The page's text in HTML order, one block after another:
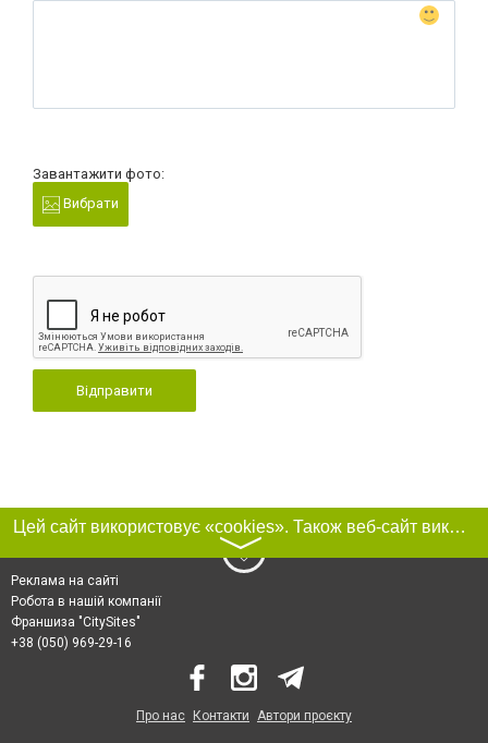
Завантажити фото:
Вибрати
Відправити
Цей сайт використовує «cookies». Також веб-сайт використовує інтернет-сервіс для збору технічних даних стосовно відвідувачів з метою отримання маркетингової та статистичної інформації. Умови обробки даних відвідувачів сайту див.
〉
Реклама на сайті
Робота в нашій компанії
Франшиза "CitySites"
+38 (050) 969-29-16
Про нас Контакти Автори проєкту